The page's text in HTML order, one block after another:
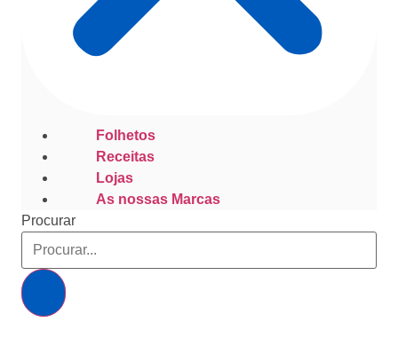
Folhetos
Receitas
Lojas
As nossas Marcas
Procurar